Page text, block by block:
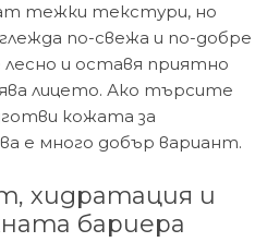
тежки текстури, но
по-свежа и по-добре
и оставя приятно
лицето. Ако търсите
кожата за
е много добър вариант.
хидратация и
бариера